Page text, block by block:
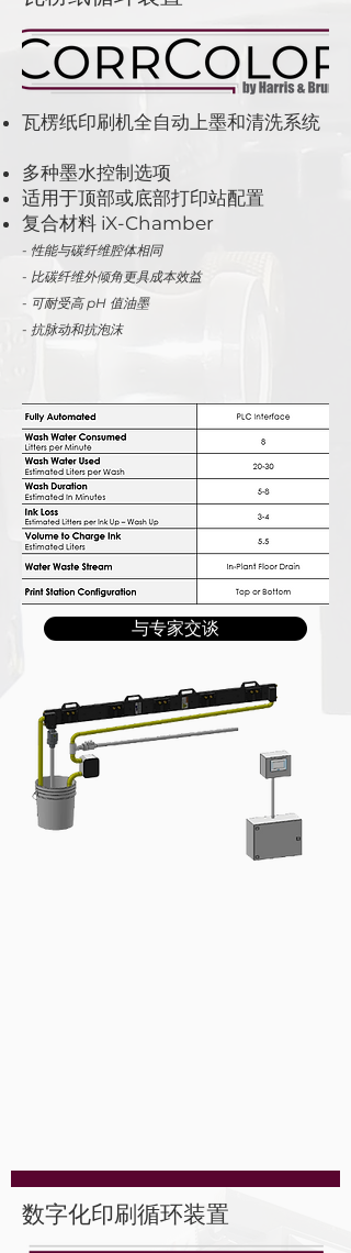
瓦楞纸印刷机全自动上墨和清洗系统
多种墨水控制选项
适用于顶部或底部打印站配置
复合材料 iX-Chamber
- 性能与碳纤维腔体相同
- 比碳纤维外倾角更具成本效益
- 可耐受高 pH 值油墨
- 抗脉动和抗泡沫
与专家交谈
数字化印刷循环装置